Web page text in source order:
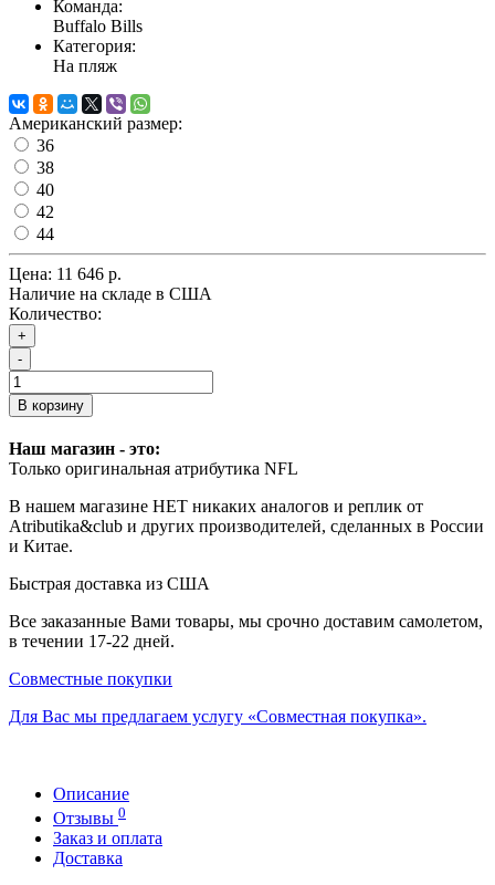
Команда:
Buffalo Bills
Категория:
На пляж
Американский размер:
36
38
40
42
44
Цена: 11 646 р.
Наличие на складе в США
Количество:
+
-
В корзину
Наш магазин - это:
Только оригинальная атрибутика NFL
В нашем магазине НЕТ никаких аналогов и реплик от
Atributika&club и других производителей, сделанных в России
и Китае.
Быстрая доставка из США
Все заказанные Вами товары, мы срочно доставим самолетом,
в течении 17-22 дней.
Совместные покупки
Для Вас мы предлагаем услугу «Совместная покупка».
Описание
Отзывы 0
Заказ и оплата
Доставка